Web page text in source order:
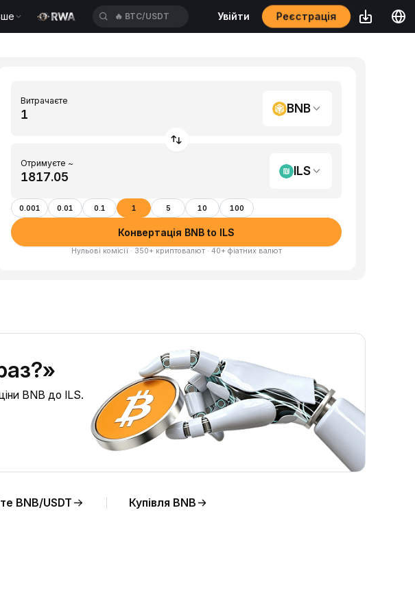
🔥 BTC/USDT Увійти Реєстрація
Витрачаєте
BNB
Отримуєте ~
ILS
0.001 0.01 0.1 1 5 10 100
Конвертація BNB to ILS
Нульові комісії · 350+ криптовалют · 40+ фіатних валют
BNB до ILS.
BNB/USDT Купівля BNB